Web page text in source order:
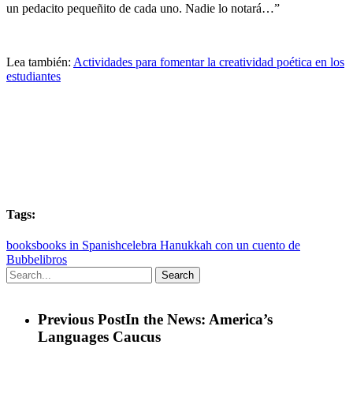
un pedacito pequeñito de cada uno. Nadie lo notará…”
Lea también: Actividades para fomentar la creatividad poética en los
estudiantes
Tags:
booksbooks in Spanishcelebra Hanukkah con un cuento de
Bubbelibros
Search
Previous PostIn the News: America’s
Languages Caucus